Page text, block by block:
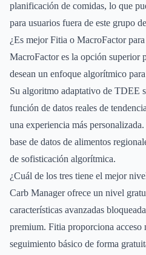
planificación de comidas, lo que
para usuarios fuera de este grupo
¿Es mejor Fitia o MacroFactor
MacroFactor es la opción superior
desean un enfoque algorítmico
Su algoritmo adaptativo de TDEE
función de datos reales de
una experiencia más
base de datos de alimentos
de sofisticación algorítmica.
¿Cuál de los tres tiene el mejor
Carb Manager ofrece un nivel
características avanzadas
premium. Fitia proporciona acceso
seguimiento básico de forma